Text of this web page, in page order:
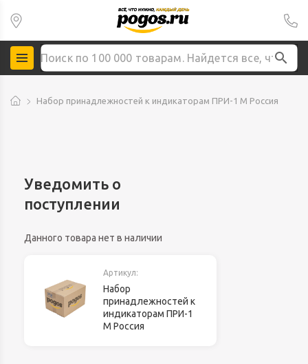
Набор принадлежностей к индикаторам ПРИ-1 М Россия
Уведомить о
поступлении
Данного товара нет в наличии
Артикул:
Набор
принадлежностей к
индикаторам ПРИ-1
М Россия